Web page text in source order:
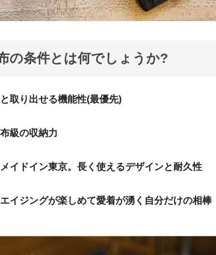
の条件とは何でしょうか?
取り出せる機能性(最優先)
級の収納力
イドイン東京。長く使えるデザインと耐久性
イジングが楽しめて愛着が湧く自分だけの相棒